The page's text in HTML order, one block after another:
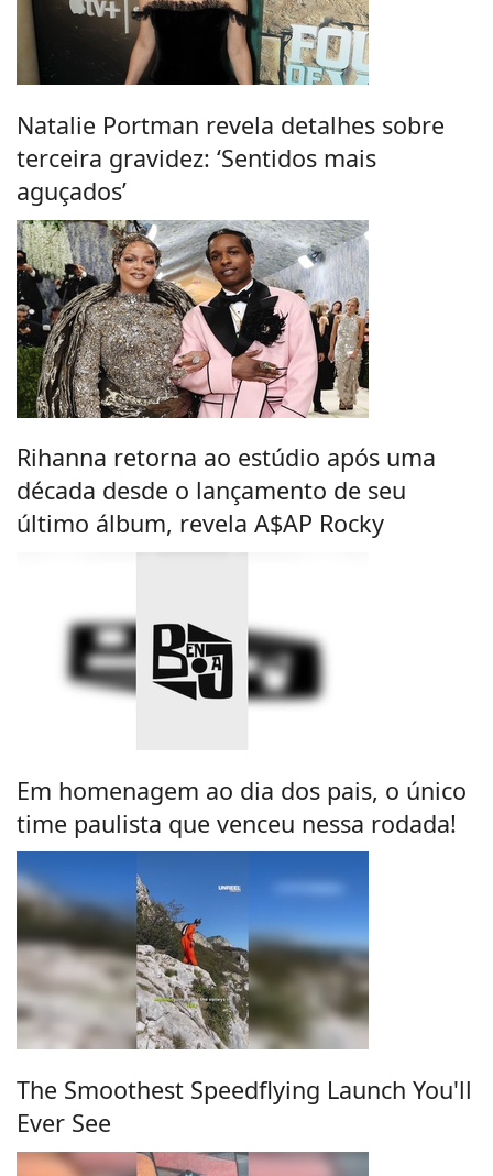
Natalie Portman revela detalhes sobre
terceira gravidez: ‘Sentidos mais
aguçados’
Rihanna retorna ao estúdio após uma
década desde o lançamento de seu
último álbum, revela A$AP Rocky
Em homenagem ao dia dos pais, o único
time paulista que venceu nessa rodada!
The Smoothest Speedflying Launch You'll
Ever See